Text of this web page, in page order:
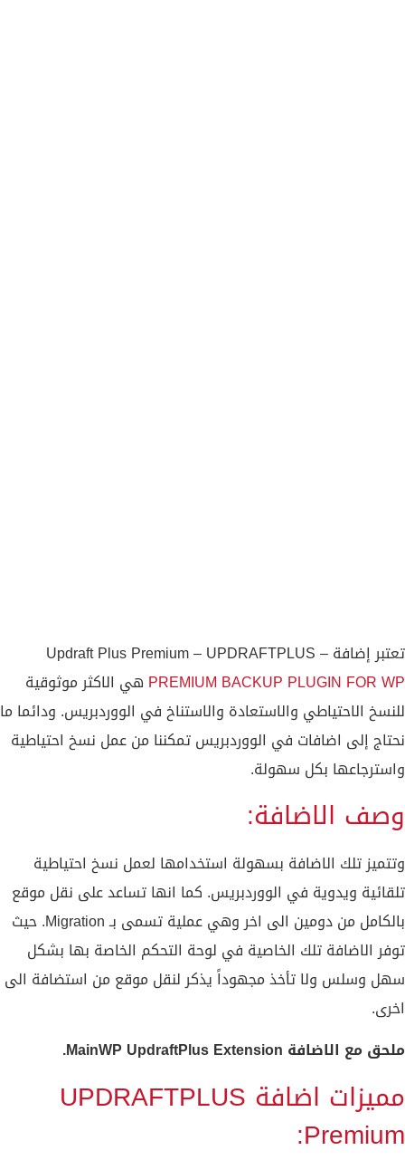
تعتبر إضافة Updraft Plus Premium – UPDRAFTPLUS –
PREMIUM BACKUP PLUGIN FOR WP هي الاكثر موثوقية
للنسخ الاحتياطي والاستعادة والاستناخ في الووردبريس. ودائما ما
نحتاج إلى اضافات في الووردبريس تمكننا من عمل نسخ احتياطية
واسترجاعها بكل سهولة.
وصف الاضافة:
وتتميز تلك الاضافة بسهولة استخدامها لعمل نسخ احتياطية
تلقائية ويدوية في الووردبريس. كما انها تساعد على نقل موقع
بالكامل من دومين الى اخر وهي عملية تسمى بـ Migration. حيث
توفر الاضافة تلك الخاصية في لوحة التحكم الخاصة بها بشكل
سهل وسلس ولا تأخذ مجهوداً يذكر لنقل موقع من استضافة الى
اخرى.
ملحق مع الاضافة MainWP UpdraftPlus Extension.
مميزات اضافة UPDRAFTPLUS
Premium: